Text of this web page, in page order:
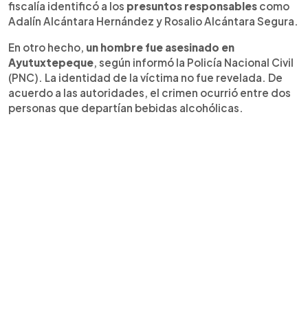
fiscalía identificó a los presuntos responsables como
Adalín Alcántara Hernández y Rosalio Alcántara Segura.
En otro hecho, un hombre fue asesinado en
Ayutuxtepeque, según informó la Policía Nacional Civil
(PNC). La identidad de la víctima no fue revelada. De
acuerdo a las autoridades, el crimen ocurrió entre dos
personas que departían bebidas alcohólicas.